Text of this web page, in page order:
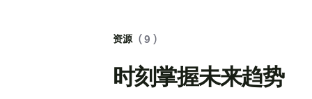
资源 ( 9 )
时刻掌握未来趋势